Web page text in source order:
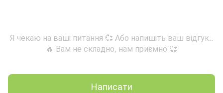
Я чекаю на ваші питання 💞 Або напишіть ваш відгук..
🔥 Вам не складно, нам приємно 💞
Написати